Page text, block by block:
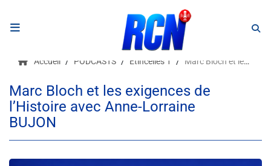
RADIO
Podcasts
Programmes
Faire un don
Accueil PODCASTS Etincelles 1 Marc Bloch et les exigences de l’Histoire avec Anne-Lorraine BUJON
Marc Bloch et les exigences de
l’Histoire avec Anne-Lorraine
BUJON